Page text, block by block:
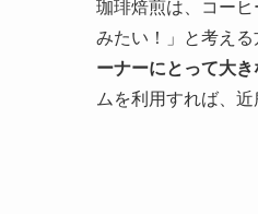
珈琲焙煎は、コー
みたい！」と考える
ーナーにとって大き
ムを利用すれば、